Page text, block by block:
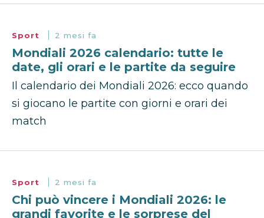
Sport 2 mesi fa
Mondiali 2026 calendario: tutte le
date, gli orari e le partite da seguire
Il calendario dei Mondiali 2026: ecco quando
si giocano le partite con giorni e orari dei
match
Sport 2 mesi fa
Chi può vincere i Mondiali 2026: le
grandi favorite e le sorprese del